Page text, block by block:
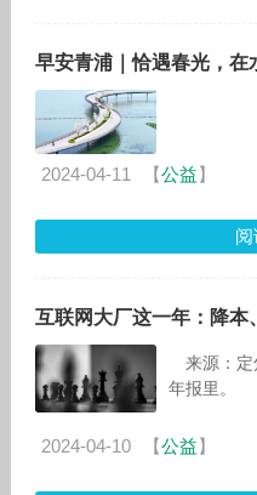
早安青浦｜恰遇春光，在
2024-04-11 【公益】
互联网大厂这一年：降本
来源：定焦 互联网大厂的秘密
2024-04-10 【公益】